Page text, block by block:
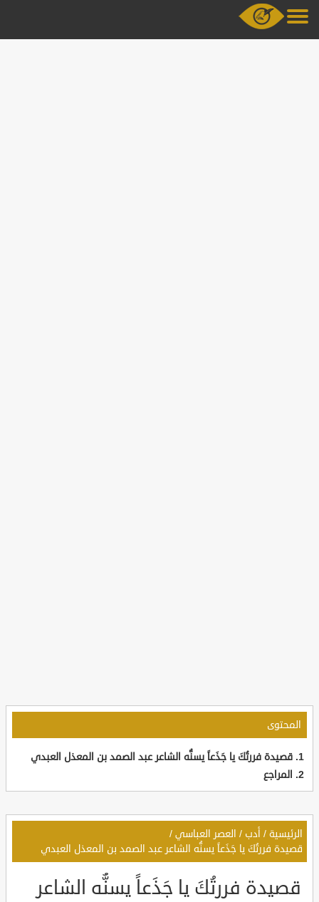
المحتوى
قصيدة فررتُكَ يا جَذَعاً يسنُّه الشاعر عبد الصمد بن المعذل العبدي
المراجع
الرئيسية / أدب / العصر العباسي /
قصيدة فررتُكَ يا جَذَعاً يسنُّه الشاعر عبد الصمد بن المعذل العبدي
قصيدة فررتُكَ يا جَذَعاً يسنُّه الشاعر